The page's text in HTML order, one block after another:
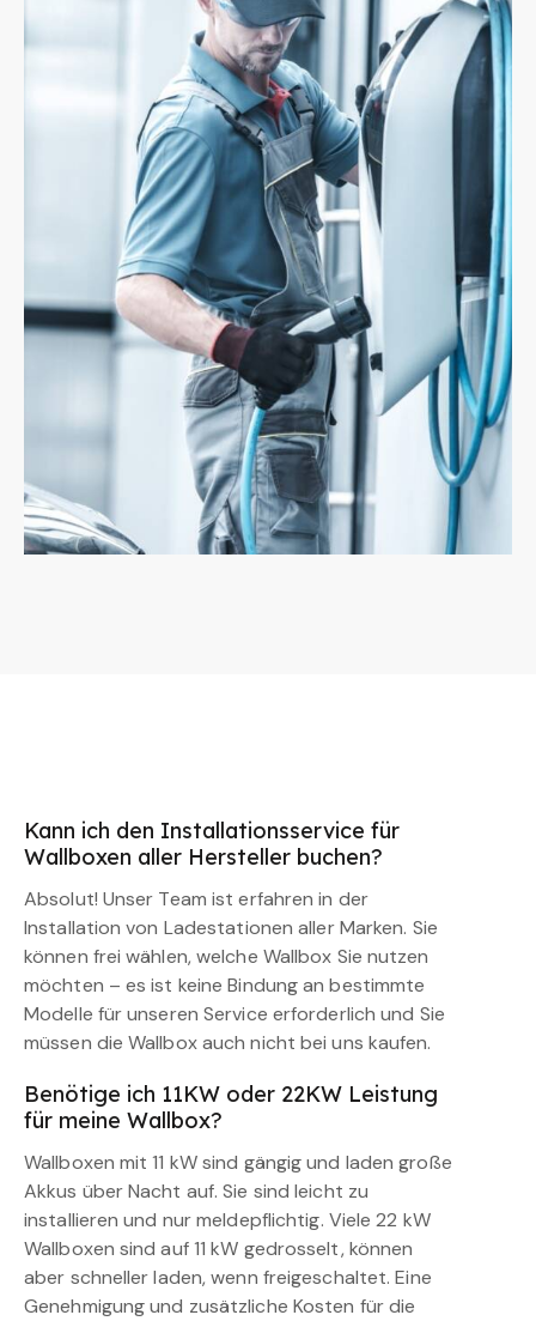
Kann ich den Installationsservice für
Wallboxen aller Hersteller buchen?
Absolut! Unser Team ist erfahren in der
Installation von Ladestationen aller Marken. Sie
können frei wählen, welche Wallbox Sie nutzen
möchten – es ist keine Bindung an bestimmte
Modelle für unseren Service erforderlich und Sie
müssen die Wallbox auch nicht bei uns kaufen.
Benötige ich 11KW oder 22KW Leistung
für meine Wallbox?
Wallboxen mit 11 kW sind gängig und laden große
Akkus über Nacht auf. Sie sind leicht zu
installieren und nur meldepflichtig. Viele 22 kW
Wallboxen sind auf 11 kW gedrosselt, können
aber schneller laden, wenn freigeschaltet. Eine
Genehmigung und zusätzliche Kosten für die